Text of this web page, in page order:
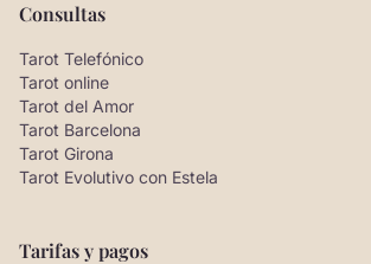
Consultas
Tarot Telefónico
Tarot online
Tarot del Amor
Tarot Barcelona
Tarot Girona
Tarot Evolutivo con Estela
Tarifas y pagos